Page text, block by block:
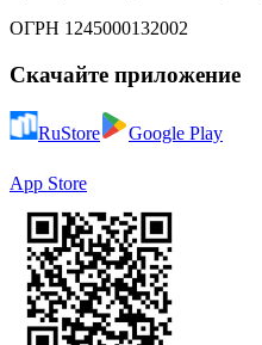
ОГРН 1245000132002
Скачайте приложение
RuStore Google Play
App Store